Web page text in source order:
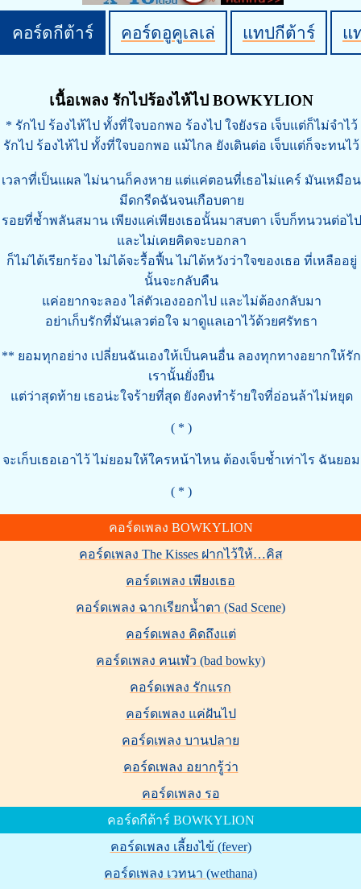
คอร์ดกีต้าร์ คอร์ดอูคูเลเล่ แทปกีต้าร์ แ
เนื้อเพลง รักไปร้องไห้ไป BOWKYLION
* รักไป ร้องไห้ไป ทั้งที่ใจบอกพอ ร้องไป ใจยังรอ เจ็บแต่ก็ไม่จำไว้
รักไป ร้องไห้ไป ทั้งที่ใจบอกพอ แม้ไกล ยังเดินต่อ เจ็บแต่ก็จะทนไว้
เวลาที่เป็นแผล ไม่นานก็คงหาย แต่แค่ตอนที่เธอไม่แคร์ มันเหมือน
มีดกรีดฉันจนเกือบตาย
รอยที่ช้ำพลันสมาน เพียงแค่เพียงเธอนั้นมาสบตา เจ็บก็ทนวนต่อไป
และไม่เคยคิดจะบอกลา
ก็ไม่ได้เรียกร้อง ไม่ได้จะรื้อฟื้น ไม่ได้หวังว่าใจของเธอ ที่เหลืออยู่
นั้นจะกลับคืน
แค่อยากจะลอง ไล่ตัวเองออกไป และไม่ต้องกลับมา
อย่าเก็บรักที่มันเลวต่อใจ มาดูแลเอาไว้ด้วยศรัทธา
** ยอมทุกอย่าง เปลี่ยนฉันเองให้เป็นคนอื่น ลองทุกทางอยากให้รัก
เรานั้นยั่งยืน
แต่ว่าสุดท้าย เธอน่ะใจร้ายที่สุด ยังคงทำร้ายใจที่อ่อนล้าไม่หยุด
( * )
จะเก็บเธอเอาไว้ ไม่ยอมให้ใครหน้าไหน ต้องเจ็บช้ำเท่าไร ฉันยอม
( * )
คอร์ดเพลง BOWKYLION
คอร์ดเพลง The Kisses ฝากไว้ให้…คิส
คอร์ดเพลง เพียงเธอ
คอร์ดเพลง ฉากเรียกน้ำตา (Sad Scene)
คอร์ดเพลง คิดถึงแต่
คอร์ดเพลง คนเฬว (bad bowky)
คอร์ดเพลง รักแรก
คอร์ดเพลง แค่ฝันไป
คอร์ดเพลง บานปลาย
คอร์ดเพลง อยากรู้ว่า
คอร์ดเพลง รอ
คอร์ดกีต้าร์ BOWKYLION
คอร์ดเพลง เลี้ยงไข้ (fever)
คอร์ดเพลง เวทนา (wethana)